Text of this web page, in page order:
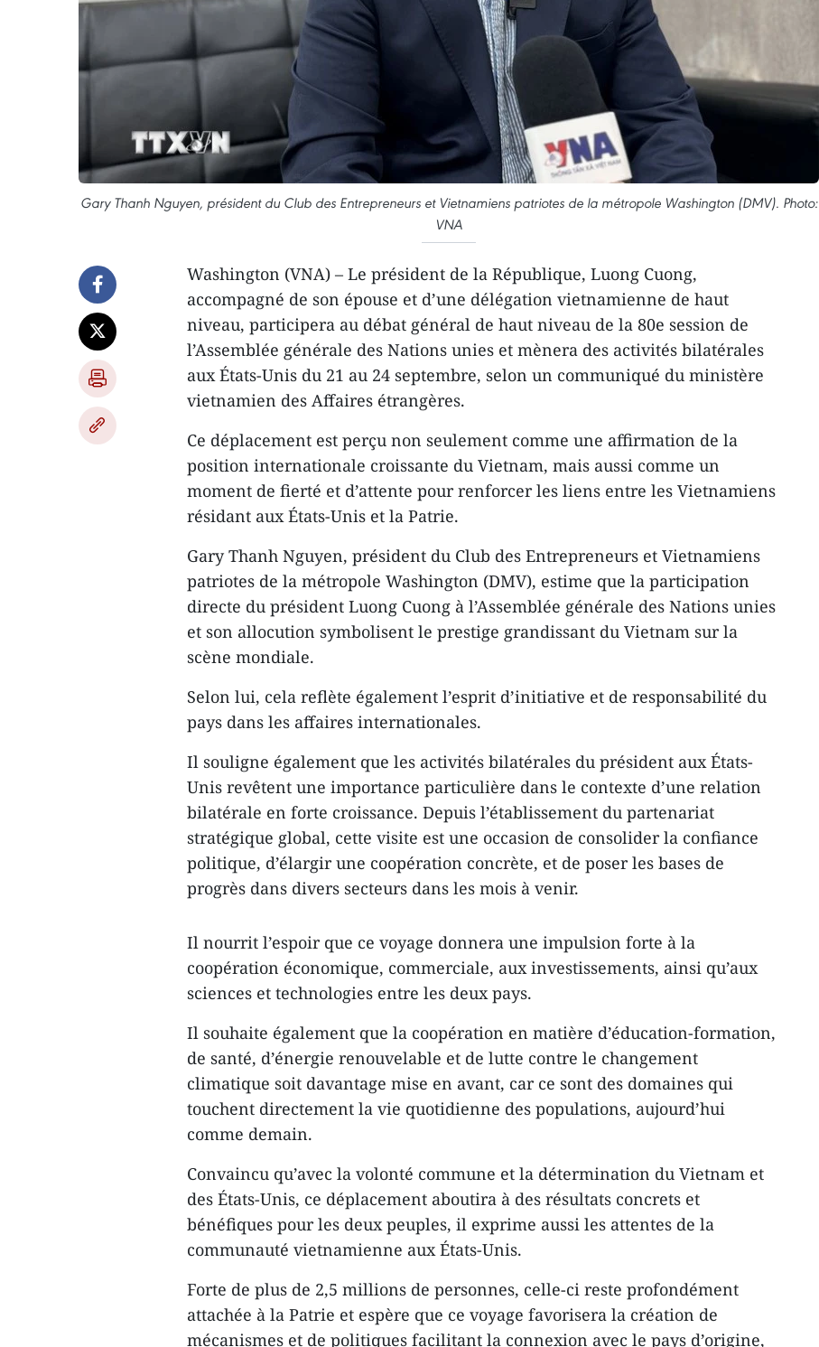
Gary Thanh Nguyen, président du Club des Entrepreneurs et Vietnamiens patriotes de la métropole Washington (DMV). Photo:
VNA
Washington (VNA) – Le président de la République, Luong Cuong,
accompagné de son épouse et d’une délégation vietnamienne de haut
niveau, participera au débat général de haut niveau de la 80e session de
l’Assemblée générale des Nations unies et mènera des activités bilatérales
aux États-Unis du 21 au 24 septembre, selon un communiqué du ministère
vietnamien des Affaires étrangères.
Ce déplacement est perçu non seulement comme une affirmation de la
position internationale croissante du Vietnam, mais aussi comme un
moment de fierté et d’attente pour renforcer les liens entre les Vietnamiens
résidant aux États-Unis et la Patrie.
Gary Thanh Nguyen, président du Club des Entrepreneurs et Vietnamiens
patriotes de la métropole Washington (DMV), estime que la participation
directe du président Luong Cuong à l’Assemblée générale des Nations unies
et son allocution symbolisent le prestige grandissant du Vietnam sur la
scène mondiale.
Selon lui, cela reflète également l’esprit d’initiative et de responsabilité du
pays dans les affaires internationales.
Il souligne également que les activités bilatérales du président aux États-
Unis revêtent une importance particulière dans le contexte d’une relation
bilatérale en forte croissance. Depuis l’établissement du partenariat
stratégique global, cette visite est une occasion de consolider la confiance
politique, d’élargir une coopération concrète, et de poser les bases de
progrès dans divers secteurs dans les mois à venir.
Il nourrit l’espoir que ce voyage donnera une impulsion forte à la
coopération économique, commerciale, aux investissements, ainsi qu’aux
sciences et technologies entre les deux pays.
Il souhaite également que la coopération en matière d’éducation-formation,
de santé, d’énergie renouvelable et de lutte contre le changement
climatique soit davantage mise en avant, car ce sont des domaines qui
touchent directement la vie quotidienne des populations, aujourd’hui
comme demain.
Convaincu qu’avec la volonté commune et la détermination du Vietnam et
des États-Unis, ce déplacement aboutira à des résultats concrets et
bénéfiques pour les deux peuples, il exprime aussi les attentes de la
communauté vietnamienne aux États-Unis.
Forte de plus de 2,5 millions de personnes, celle-ci reste profondément
attachée à la Patrie et espère que ce voyage favorisera la création de
mécanismes et de politiques facilitant la connexion avec le pays d’origine,